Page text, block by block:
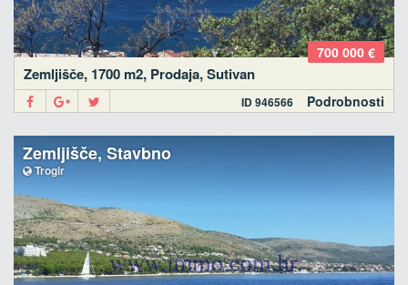
700 000 €
Zemljišče, 1700 m2, Prodaja, Sutivan
Podrobnosti
ID 946566
Zemljišče, Stavbno
Trogir